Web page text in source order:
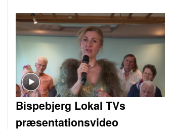
Bispebjerg Lokal TVs
præsentationsvideo